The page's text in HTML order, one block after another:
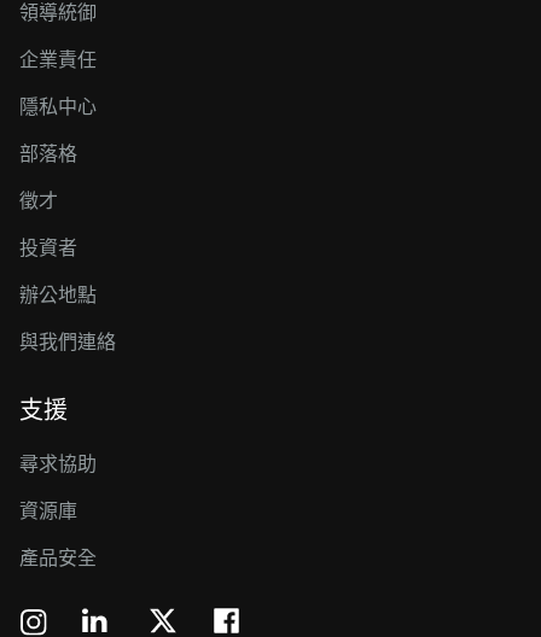
領導統御
企業責任
隱私中心
部落格
徵才
投資者
辦公地點
與我們連絡
支援
尋求協助
資源庫
產品安全